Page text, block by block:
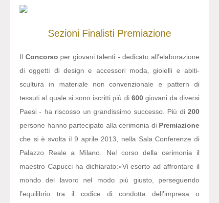
Sezioni Finalisti Premiazione
Il Concorso per giovani talenti - dedicato all’elaborazione
di oggetti di design e accessori moda, gioielli e abiti-
scultura in materiale non convenzionale e pattern di
tessuti al quale si sono iscritti più di 600giovani da diversi
Paesi - ha riscosso un grandissimo successo. Più di 200
persone hanno partecipato alla cerimonia di Premiazione
che si è svolta il 9 aprile 2013, nella Sala Conferenze di
Palazzo Reale a Milano. Nel corso della cerimonia il
maestro Capucci ha dichiarato:«Vi esorto ad affrontare il
mondo del lavoro nel modo più giusto, perseguendo
l’equilibrio tra il codice di condotta dell’impresa o